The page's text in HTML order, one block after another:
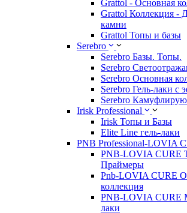
Grattol - Oснoвнaя
Grattol Коллекция -
камни
Grattol Топы и базы
Serebro
Serebro Базы. Топы.
Serebro
Serebro Основная
Serebro Гель-лаки с
Serebro
Irisk Professional
Irisk Топы и Базы
Elite Line гель-лаки
PNB Professional-LOVIA
PNB-LOVIA CURE
Праймеры
Pnb-LOVIA CURE
коллекция
PNB-LOVIA CURE
лаки